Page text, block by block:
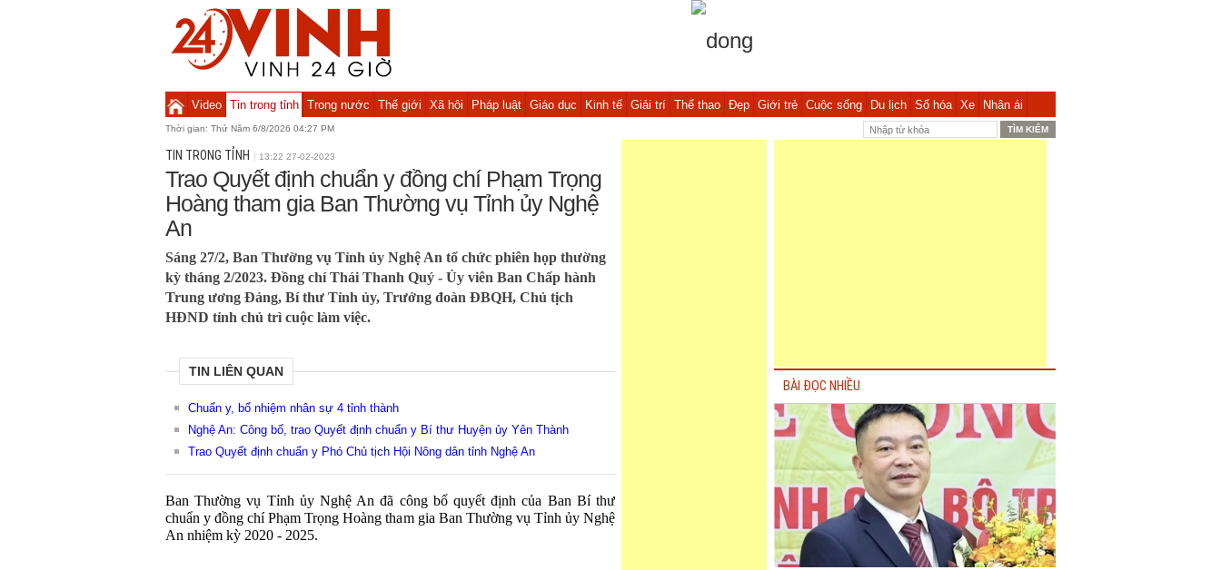
Video Tin trong tỉnh Trong nước Thế giới Xã hội Pháp luật Giáo dục Kinh tế Giải trí Thể thao Đẹp Giới trẻ Cuộc sống Du lịch Số hóa Xe Nhân ái
Thời gian: Thứ Năm 6/8/2026 04:27 PM
TIN TRONG TỈNH 13:22 27-02-2023
Trao Quyết định chuẩn y đồng chí Phạm Trọng
Hoàng tham gia Ban Thường vụ Tỉnh ủy Nghệ
An
Sáng 27/2, Ban Thường vụ Tỉnh ủy Nghệ An tổ chức phiên họp thường
kỳ tháng 2/2023. Đồng chí Thái Thanh Quý - Ủy viên Ban Chấp hành
Trung ương Đảng, Bí thư Tỉnh ủy, Trưởng đoàn ĐBQH, Chủ tịch
HĐND tỉnh chủ trì cuộc làm việc.
TIN LIÊN QUAN
Chuẩn y, bổ nhiệm nhân sự 4 tỉnh thành
Nghệ An: Công bố, trao Quyết định chuẩn y Bí thư Huyện ủy Yên Thành
Trao Quyết định chuẩn y Phó Chủ tịch Hội Nông dân tỉnh Nghệ An
Ban Thường vụ Tỉnh ủy Nghệ An đã công bố quyết định của Ban Bí thư
chuẩn y đồng chí Phạm Trọng Hoàng tham gia Ban Thường vụ Tỉnh ủy Nghệ
An nhiệm kỳ 2020 - 2025.
BÀI ĐỌC NHIỀU